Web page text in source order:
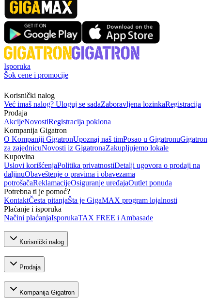
Isporuka
Šok cene i promocije
Korisnički nalog
Već imaš nalog? Uloguj se sadaZaboravljena lozinkaRegistracija
Prodaja
AkcijeNovostiRegistracija poklona
Kompanija Gigatron
O Kompaniji GigatronUpoznaj naš timPosao u GigatronuGigatron
za zajednicuNovosti iz GigatronaZakupljujemo lokale
Kupovina
Uslovi korišćenjaPolitika privatnostiDetalji ugovora o prodaji na
daljinuObaveštenje o pravima i obavezama
potrošačaReklamacijeOsiguranje uređajaOutlet ponuda
Potrebna ti je pomoć?
KontaktČesta pitanjaŠta je GigaMAX program lojalnosti
Plaćanje i isporuka
Načini plaćanjaIsporukaTAX FREE i Ambasade
Korisnički nalog
Prodaja
Kompanija Gigatron